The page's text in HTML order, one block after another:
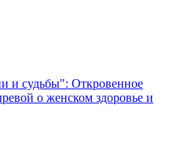
и судьбы": Откровенное
о женском здоровье и